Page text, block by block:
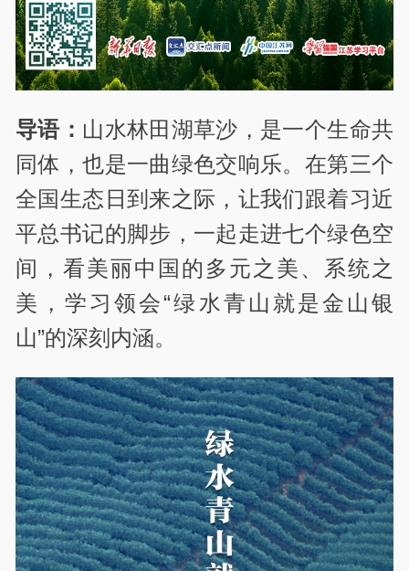
导语： 山水林田湖草沙，是一个生命共
同体，也是一曲绿色交响乐。在第三个
全国生态日到来之际，让我们跟着习近
平总书记的脚步，一起走进七个绿色空
间，看美丽中国的多元之美、系统之
美，学习领会“绿水青山就是金山银
山”的深刻内涵。